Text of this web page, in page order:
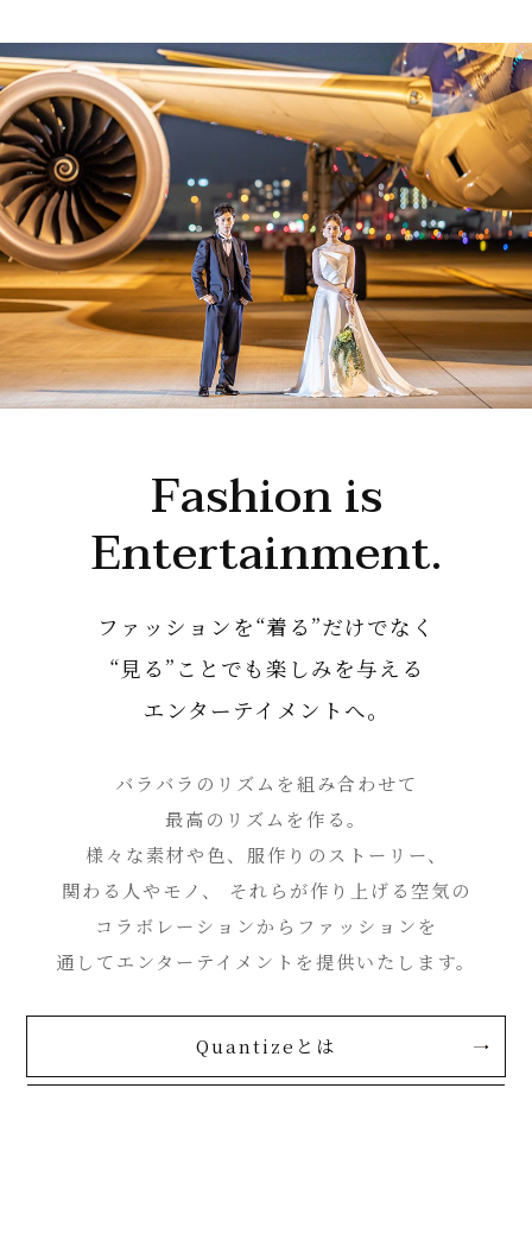
Fashion is
Entertainment.
ファッションを“着る”だけでなく
“見る”ことでも 楽しみを与える
エンターテイメントへ。
バラバラのリズムを組み合わせて
最高のリズムを作る。
様々な素材や色、服作りのストーリー、
関わる人やモノ、
それらが作り上げる空気の
コラボレーションからファッションを
通してエンターテイメントを提供いたします。
Quantizeとは